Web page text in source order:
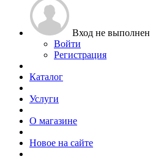
Вход не выполнен
Войти
Регистрация
Каталог
Услуги
О магазине
Новое на сайте